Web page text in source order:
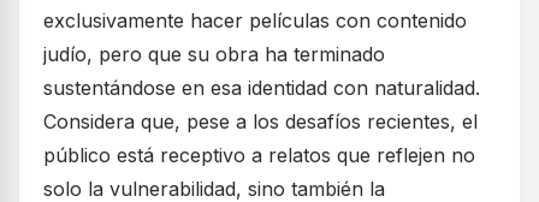
exclusivamente hacer películas con contenido
judío, pero que su obra ha terminado
sustentándose en esa identidad con naturalidad.
Considera que, pese a los desafíos recientes, el
público está receptivo a relatos que reflejen no
solo la vulnerabilidad, sino también la